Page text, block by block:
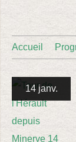
Accueil
14 janv.